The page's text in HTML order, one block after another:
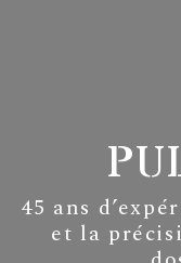
45 ans
et la